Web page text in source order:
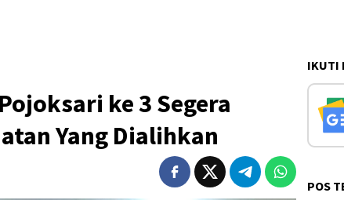
ke 3 Segera
Yang Dialihkan
IKUTI
POS